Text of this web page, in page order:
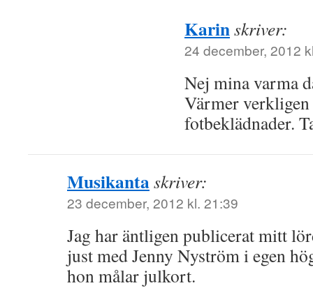
Karinskriver:
24 december, 2012
Nej mina varma
Värmer
fotbeklädnader.
Musikantaskriver:
23 december, 2012 kl. 21:39
Jag har äntligen publicerat mitt
just med Jenny Nyström i egen
hon målar julkort.